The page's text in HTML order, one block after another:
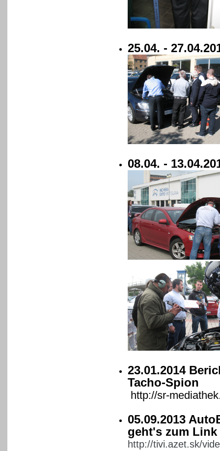
25.04. -
08.04. -
23.01.2014
Tacho-Spion
http://sr-
05.09.2013
geht's zum Link
http://tivi.azet.sk/